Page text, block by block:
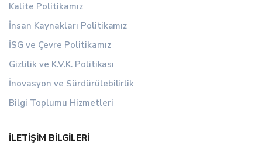
Kalite Politikamız
İnsan Kaynakları Politikamız
İSG ve Çevre Politikamız
Gizlilik ve K.V.K. Politikası
İnovasyon ve Sürdürülebilirlik
Bilgi Toplumu Hizmetleri
İLETIŞIM BILGILERI